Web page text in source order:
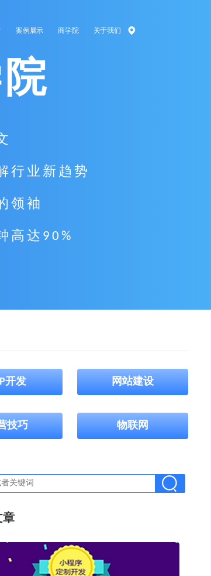
案例展示 商学院 关于我们
行业新趋势
领袖
高达90%
开发 网站建设
技巧 物联网
章